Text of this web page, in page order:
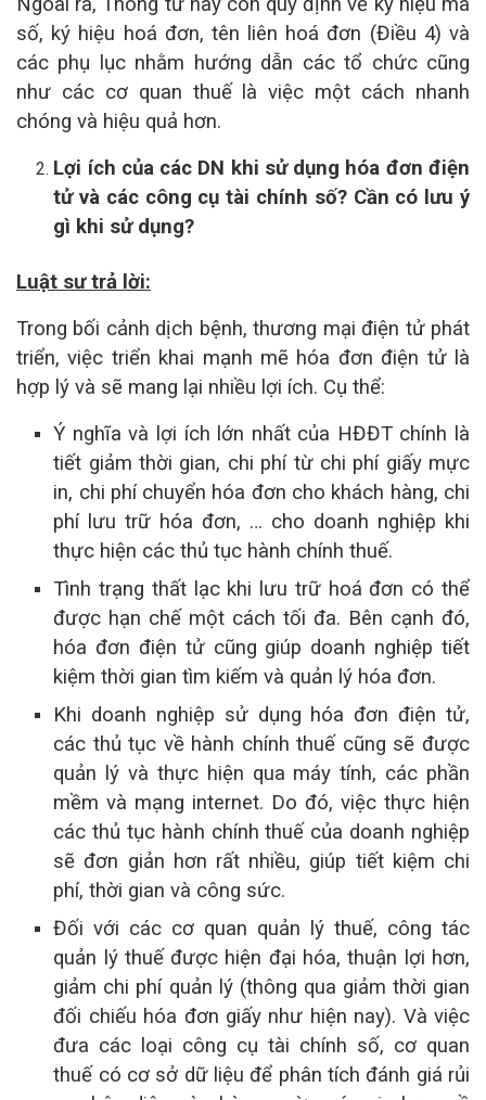
số, ký hiệu hoá đơn, tên liên hoá đơn (Điều 4) và
các phụ lục nhằm hướng dẫn các tổ chức cũng
như các cơ quan thuế là việc một cách nhanh
chóng và hiệu quả hơn.
Lợi ích của các DN khi sử dụng hóa đơn điện
tử và các công cụ tài chính số? Cần có lưu ý
gì khi sử dụng?
Luật sư trả lời:
Trong bối cảnh dịch bệnh, thương mại điện tử phát
triển, việc triển khai mạnh mẽ hóa đơn điện tử là
hợp lý và sẽ mang lại nhiều lợi ích. Cụ thể:
Ý nghĩa và lợi ích lớn nhất của HĐĐT chính là
tiết giảm thời gian, chi phí từ chi phí giấy mực
in, chi phí chuyển hóa đơn cho khách hàng, chi
phí lưu trữ hóa đơn, … cho doanh nghiệp khi
thực hiện các thủ tục hành chính thuế.
Tình trạng thất lạc khi lưu trữ hoá đơn có thể
được hạn chế một cách tối đa. Bên cạnh đó,
hóa đơn điện tử cũng giúp doanh nghiệp tiết
kiệm thời gian tìm kiếm và quản lý hóa đơn.
Khi doanh nghiệp sử dụng hóa đơn điện tử,
các thủ tục về hành chính thuế cũng sẽ được
quản lý và thực hiện qua máy tính, các phần
mềm và mạng internet. Do đó, việc thực hiện
các thủ tục hành chính thuế của doanh nghiệp
sẽ đơn giản hơn rất nhiều, giúp tiết kiệm chi
phí, thời gian và công sức.
Đối với các cơ quan quản lý thuế, công tác
quản lý thuế được hiện đại hóa, thuận lợi hơn,
giảm chi phí quản lý (thông qua giảm thời gian
đối chiếu hóa đơn giấy như hiện nay). Và việc
đưa các loại công cụ tài chính số, cơ quan
thuế có cơ sở dữ liệu để phân tích đánh giá rủi